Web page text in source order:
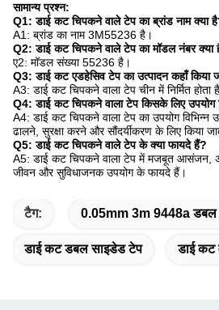
सामान्य प्रश्न:
Q1: डाई कट चिपकने वाले टेप का ब्रांड नाम क्या
A1: ब्रांड का नाम 3M55236 है।
Q2: डाई कट चिपकने वाले टेप का मॉडल नंबर क्या
ए2: मॉडल संख्या 55236 है।
Q3: डाई कट एडहेसिव टेप का उत्पादन कहाँ किया
A3: डाई कट चिपकने वाला टेप चीन में निर्मित होता
Q4: डाई कट चिपकने वाला टेप किसके लिए उपयोग
A4: डाई कट चिपकने वाला टेप का उपयोग विभिन्न
ढालने, सुरक्षा करने और सौंदर्यीकरण के लिए किया
Q5: डाई कट चिपकने वाले टेप के क्या फायदे हैं?
A5: डाई कट चिपकने वाला टेप में मजबूत आसंजन,
जीवन और सुविधाजनक उपयोग के फायदे हैं।
टैग: 0.05mm 3m 9448a डबल
डाई कट डबल साइडेड टेप डाई कट